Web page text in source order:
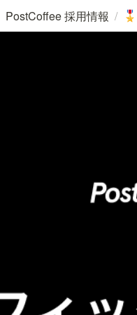
PostCoffee 採用情報 / 🎖️